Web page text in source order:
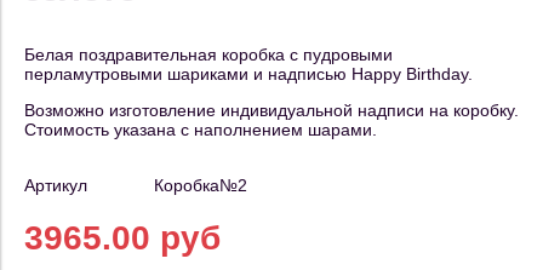
Белая поздравительная коробка с пудровыми
перламутровыми шариками и надписью Happy Birthday.
Возможно изготовление индивидуальной надписи на коробку.
Стоимость указана с наполнением шарами.
Артикул Коробка№2
3965.00 руб